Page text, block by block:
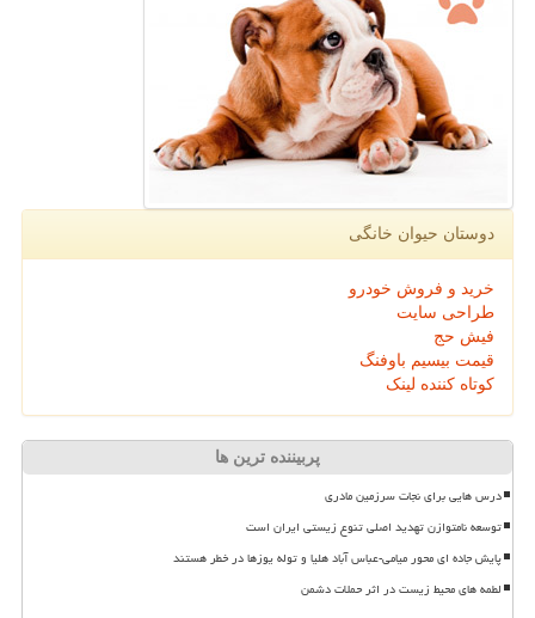
دوستان حیوان خانگی
خرید و فروش خودرو
طراحی سایت
فیش حج
قیمت بیسیم باوفنگ
کوتاه کننده لینک
پربیننده ترین ها
درس هایی برای نجات سرزمین مادری
توسعه نامتوازن تهدید اصلی تنوع زیستی ایران است
پایش جاده ای محور میامی-عباس آباد هلیا و توله یوزها در خطر هستند
لطمه های محیط زیست در اثر حملات دشمن